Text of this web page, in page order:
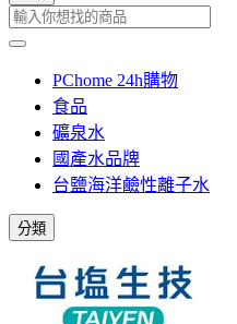
PChome 24h購物
食品
礦泉水
國產水品牌
台鹽海洋鹼性離子水
分類